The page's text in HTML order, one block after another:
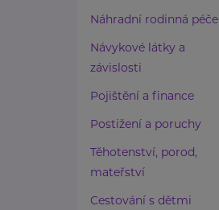
Náhradní rodinná péče
Návykové látky a
závislosti
Pojištění a finance
Postižení a poruchy
Těhotenství, porod,
mateřství
Cestování s dětmi